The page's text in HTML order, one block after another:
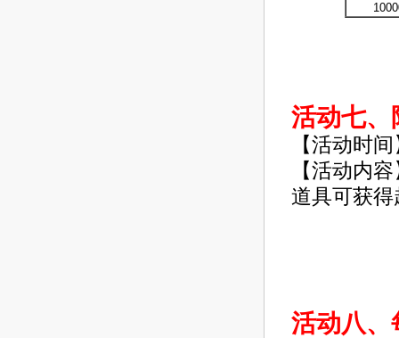
活动七、
【活动时
【活动内
道具可获
活动八、